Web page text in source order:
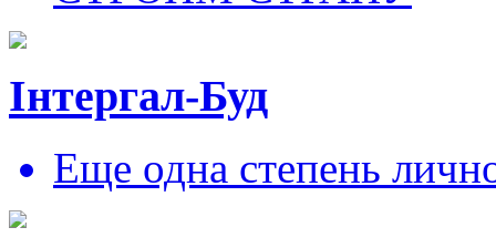
Інтергал-Буд
Еще одна степень